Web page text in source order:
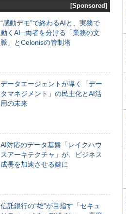
[Sponsored]
“感動デモ”で終わるAIと、実務で
動くAI─両者を分ける「業務の文
脈」とCelonisの管制塔
データエージェントが導く「デー
タマネジメント」の民主化とAI活
用の未来
AI対応のデータ基盤「レイクハウ
スアーキテクチャ」が、ビジネス
成長を加速させる鍵に
信託銀行の“雄”が目指す「セキュ